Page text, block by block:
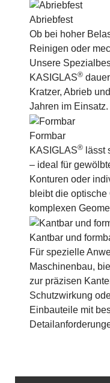
Abriebfest
Ob bei hoher
Reinigen oder
Unsere
KASIGLAS®
Kratzer, Abrieb
Jahren im Einsatz.
Formbar
KASIGLAS® lässt
– ideal für
Konturen oder
bleibt die
komplexen
Kantbar und
Für spezielle
Maschinenbau,
zur präzisen
Schutzwirkung
Einbauteile mit